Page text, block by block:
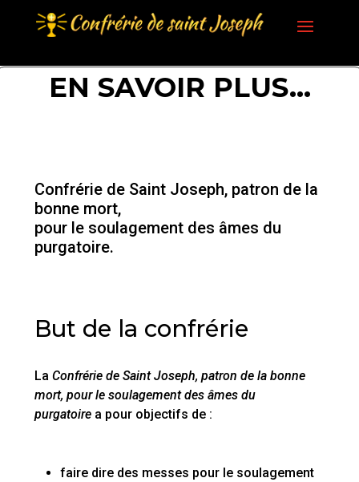
EN SAVOIR PLUS…
Confrérie de Saint Joseph, patron de la
bonne mort,
pour le soulagement des âmes du
purgatoire.
But de la confrérie
LaConfrérie de Saint Joseph, patron de la bonne
mort, pour le soulagement des âmes du
purgatoire a pour objectifs de :
faire dire des messes pour le soulagement